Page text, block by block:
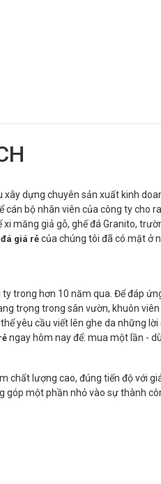
xây dựng chuyên sản xuất kinh
bộ nhân viên của công ty cho
măng giả gỗ, ghế đá Granito,
đá giá rẻ của chúng tôi đã có mặt ở
trong hơn 10 năm qua. Để đáp
trọng trong sân vườn, khuôn
yêu cầu viết lên ghe da những
ngay hôm nay để: mua một lần -
chất lượng cao, đúng tiến độ với
một phần nhỏ vào sự thành